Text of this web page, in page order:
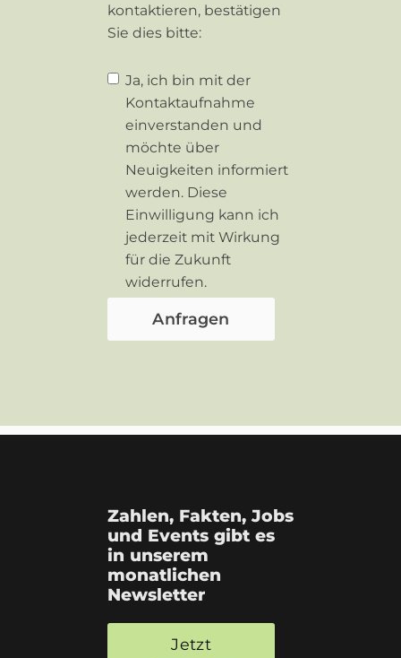
kontaktieren, bestätigen
Sie dies bitte:
Ja, ich bin mit der
Kontaktaufnahme
einverstanden und
möchte über
Neuigkeiten informiert
werden. Diese
Einwilligung kann ich
jederzeit mit Wirkung
für die Zukunft
widerrufen.
Zahlen, Fakten, Jobs
und Events gibt es
in unserem
monatlichen
Newsletter
Jetzt